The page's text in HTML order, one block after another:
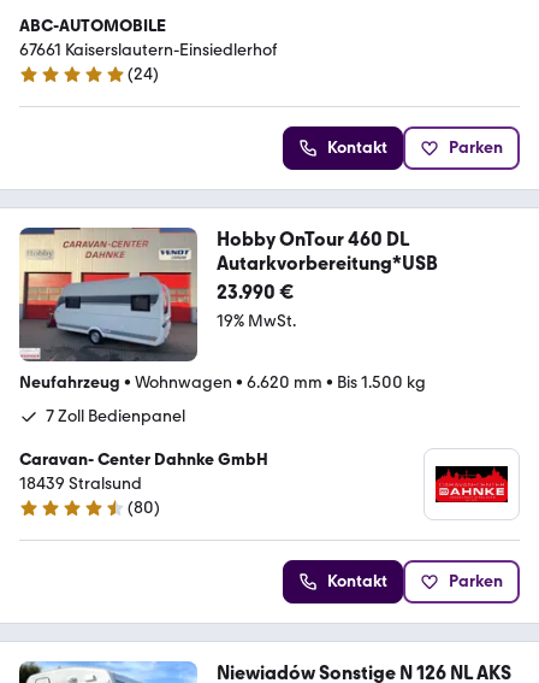
ABC-AUTOMOBILE
67661 Kaiserslautern-Einsiedlerhof
5 Sterne
(24)
Kontakt Parken
Hobby OnTour 460 DL
Autarkvorbereitung*USB
23.990 €
19% MwSt.
Neufahrzeug • Wohnwagen • 6.620 mm • Bis 1.500 kg
7 Zoll Bedienpanel
Caravan- Center Dahnke GmbH
18439 Stralsund
4.6 Sterne
(80)
Kontakt Parken
Niewiadów Sonstige N 126 NL AKS